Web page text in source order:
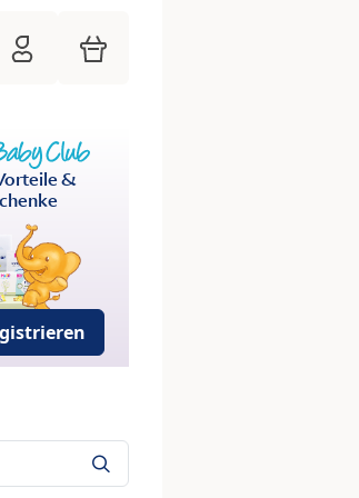
HiPP Mein Babyclub
Warenkorb
&